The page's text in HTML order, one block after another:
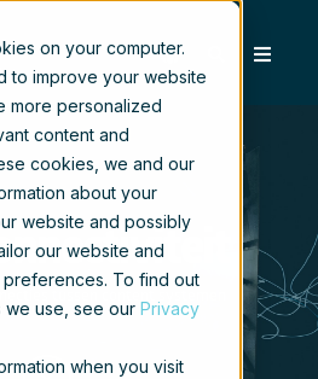
on your computer.
to improve your website
more personalized
content and
cookies, we and our
about your
website and possibly
our website and
To find out
use, see our Privacy
when you visit